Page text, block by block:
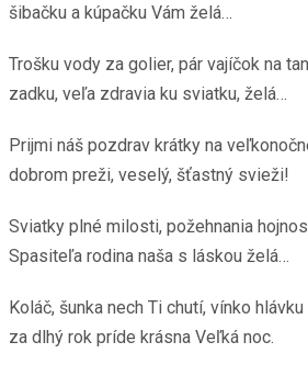
šibačku a kúpačku Vám želá…
Trošku vody za golier, pár vajíčok na
zadku, veľa zdravia ku sviatku, želá…
Prijmi náš pozdrav krátky na
dobrom preži, veselý, šťastný svieži!
Sviatky plné milosti, požehnania
Spasiteľa rodina naša s láskou želá…
Koláč, šunka nech Ti chutí, vínko
za dlhý rok príde krásna Veľká noc.